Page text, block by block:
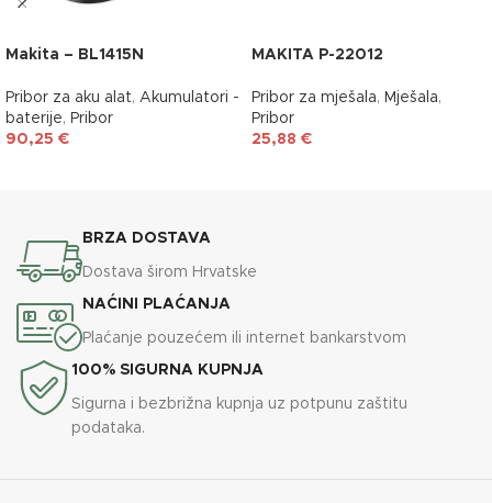
Makita – BL1415N
Pribor za aku alat, Akumulatori -
baterije, Pribor
90,25 €
MAKITA P-22012
Pribor za mješala, Mješala,
Pribor
25,88 €
BRZA DOSTAVA
Dostava širom Hrvatske
NAĆINI PLAĆANJA
Plaćanje pouzećem ili internet bankarstvom
100% SIGURNA KUPNJA
Sigurna i bezbrižna kupnja uz potpunu zaštitu
podataka.